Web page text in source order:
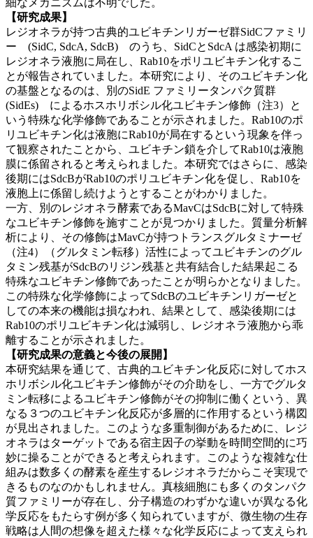
【研究成果】
レジオネラが持つ古典的ユビキチンリガーゼ群SidCファミリ
ー (SidC, SdcA, SdcB) のうち、SidCとSdcA は感染初期に
レジオネラ液胞に局在し、Rab10をポリユビキチン化するこ
とが報告されていました。本研究により、そのユビキチン化
の基盤となるのは、別のSidE ファミリータンパク質群
(SidEs) によるホスホリボシル化ユビキチン修飾 （注3）と
いう特殊な化学修飾であることが示されました。Rab10のポ
リユビキチン化は液胞にRab10が局在するという現象を伴っ
て観察されたことから、ユビキチン鎖を介してRab10は液胞
膜に係留されると考えられました。本研究ではさらに、感染
後期にはSdcBがRab10のポリユビキチン化を促し、Rab10を
液胞上に係留し続けようとすることがわかりました。
一方、別のレジオネラ酵素であるMavCはSdcBに対して特殊
なユビキチン修飾を施すことが見つかりました。質量分析解
析により、その修飾はMavCが持つトランスグルタミナーゼ
（注4）（グルタミン転移）活性によってユビキチンのグル
タミン残基がSdcBのリジン残基と共有結合した結果起こる
特殊なユビキチン修飾であったことが明らかとなりました。
この特殊な化学修飾によってSdcBのユビキチンリガーゼと
しての本来の機能は損なわれ、結果として、感染後期には
Rab10のポリユビキチン化は減弱し、レジオネラ液胞から乖
離することが示されました。
【研究成果の意義と今後の展開】
本研究結果を通じて、古典的ユビキチン化反応に対してホス
ホリボシル化ユビキチン修飾がその介助をし、一方でグルタ
ミン転移によるユビキチン修飾がその抑制に働くという、異
なる３つのユビキチン化反応が多層的に作用するという構図
が見出されました。このような多重制御があるために、レジ
オネラはターゲットである宿主因子の挙動を時間空間的に巧
妙に操ることができると考えられます。このような複雑な仕
組みは数多くの酵素を産生するレジオネラだからこそ実現で
きるものなのかもしれません。真核細胞にも多くのタンパク
質ファミリーが存在し、分子構造のわずかな違いが異なる化
学反応をもたらす例が多く知られていますが、微生物の生存
戦略は人間の想像を超えた様々な化学反応によって支えられ